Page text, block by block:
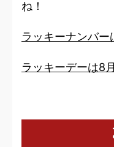
ね！
ラッキーナンバ
ラッキーデーは8